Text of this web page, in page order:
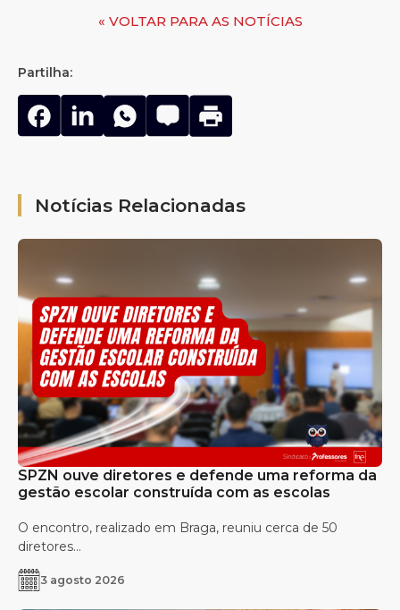
« VOLTAR PARA AS NOTÍCIAS
Partilha:
Notícias Relacionadas
SPZN ouve diretores e defende uma reforma da
gestão escolar construída com as escolas
O encontro, realizado em Braga, reuniu cerca de 50
diretores...
3 agosto 2026